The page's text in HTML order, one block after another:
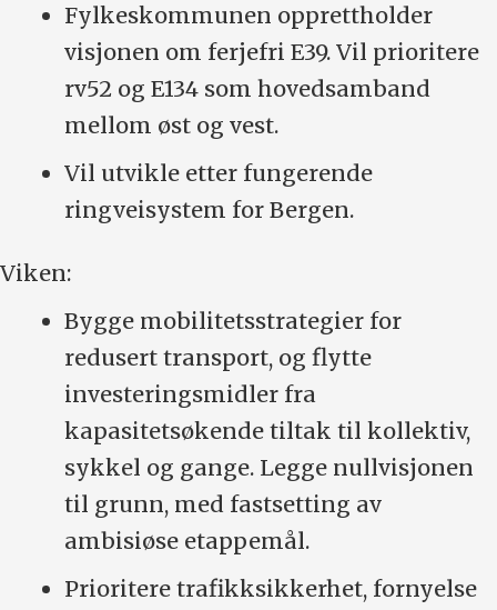
Fylkeskommunen opprettholder
visjonen om ferjefri E39. Vil prioritere
rv52 og E134 som hovedsamband
mellom øst og vest.
Vil utvikle etter fungerende
ringveisystem for Bergen.
Viken:
Bygge mobilitetsstrategier for
redusert transport, og flytte
investeringsmidler fra
kapasitetsøkende tiltak til kollektiv,
sykkel og gange. Legge nullvisjonen
til grunn, med fastsetting av
ambisiøse etappemål.
Prioritere trafikksikkerhet, fornyelse